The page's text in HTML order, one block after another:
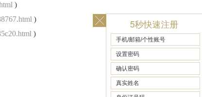
)
)
)
5秒快速注册